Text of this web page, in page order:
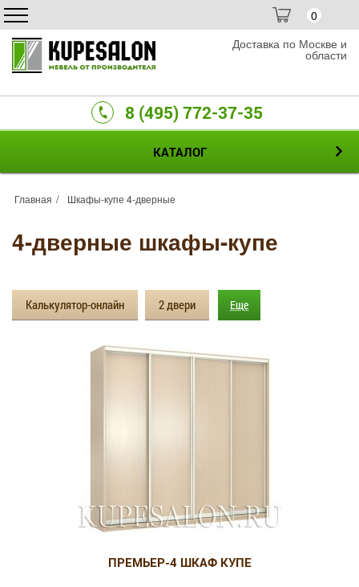
0
Доставка по Москве и
области
8 (495) 772-37-35
КАТАЛОГ
Главная Шкафы-купе 4-дверные
4-дверные шкафы-купе
Калькулятор-онлайн 2 двери
Зеркальные
Еще
ПРЕМЬЕР-4 ШКАФ КУПЕ